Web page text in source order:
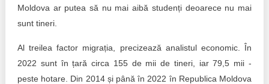
Moldova ar putea să nu mai aibă studenți deoarece nu mai
sunt tineri.
Al treilea factor migrația, precizează analistul economic. În
2022 sunt în țară circa 155 de mii de tineri, iar 79,5 mii -
peste hotare. Din 2014 și până în 2022 în Republica Moldova